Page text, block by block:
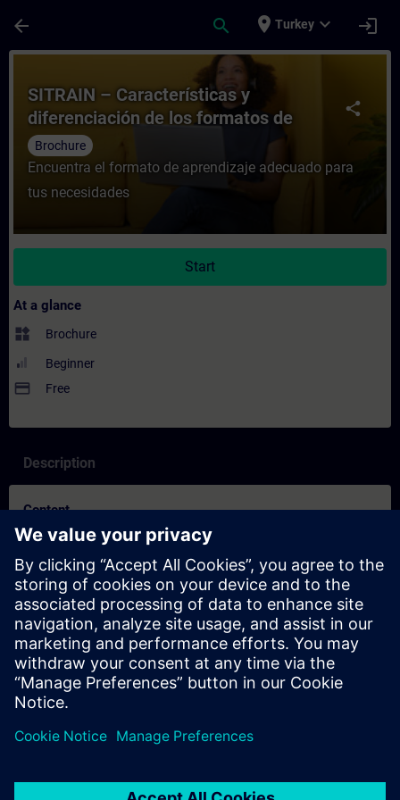
arrow_back search place Turkey expand_more login
Course - SITRAIN – Características y
share
SITRAIN – Características y
diferenciación de los formatos de
aprendizaje
Brochure
Encuentra el formato de aprendizaje adecuado para
tus necesidades
Start
At a glance
widgets Brochure
Beginner
payment Free
Description
Content
SITRAIN – Características y diferenciación de los formatos de